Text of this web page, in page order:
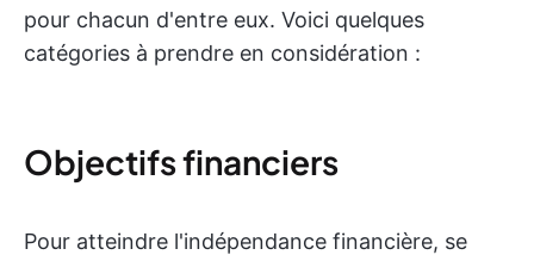
pour chacun d'entre eux. Voici quelques
catégories à prendre en considération :
Objectifs financiers
Pour atteindre l'indépendance financière, se